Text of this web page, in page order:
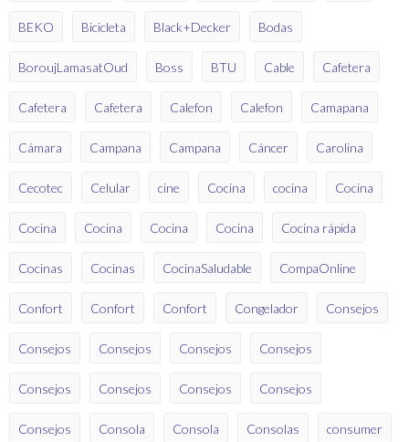
BEKO Bicicleta Black+Decker Bodas
BoroujLamasatOud Boss BTU Cable Cafetera
Cafetera Cafetera Calefon Calefon Camapana
Cámara Campana Campana Cáncer Carolina
Cecotec Celular cine Cocina cocina Cocina
Cocina Cocina Cocina Cocina Cocina rápida
Cocinas Cocinas CocinaSaludable CompaOnline
Confort Confort Confort Congelador Consejos
Consejos Consejos Consejos Consejos
Consejos Consejos Consejos Consejos
Consejos Consola Consola Consolas consumer